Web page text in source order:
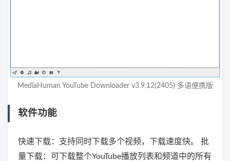
MediaHuman YouTube Downloader v3.9.12(2405) 多语便携版
软件功能
快速下载：支持同时下载多个视频，下载速度快。 批
量下载：可下载整个YouTube播放列表和频道中的所有